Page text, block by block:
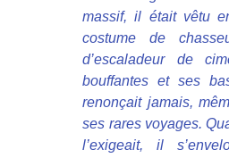
massif, il était vêtu
costume de
d’escaladeur de
bouffantes et ses
renonçait jamais,
ses rares voyages.
l’exigeait, il